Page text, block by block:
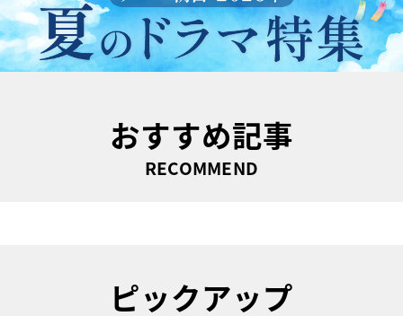
おすすめ記事
RECOMMEND
ピックアップ